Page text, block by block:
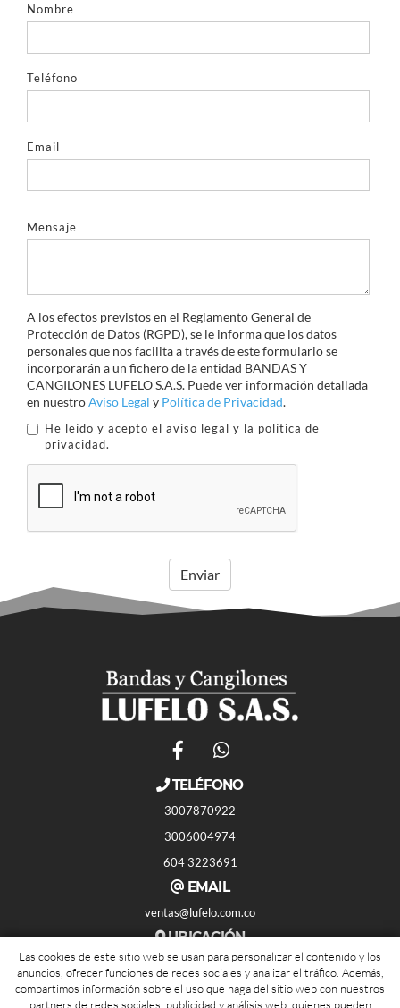
Nombre
Teléfono
Email
Mensaje
A los efectos previstos en el Reglamento General de
Protección de Datos (RGPD), se le informa que los datos
personales que nos facilita a través de este formulario se
incorporarán a un fichero de la entidad BANDAS Y
CANGILONES LUFELO S.A.S. Puede ver información detallada
en nuestroAviso Legal y Política de Privacidad.
He leído y acepto el aviso legal y la política de
privacidad.
Enviar
TELÉFONO
3007870922
3006004974
604 3223691
EMAIL
ventas@lufelo.com.co
UBICACIÓN
Cra 88b #4sur-140
05001 Medellín, Antioquia
Las cookies de este sitio web se usan para personalizar el contenido y los
anuncios, ofrecer funciones de redes sociales y analizar el tráfico. Además,
compartimos información sobre el uso que haga del sitio web con nuestros
partners de redes sociales, publicidad y análisis web, quienes pueden